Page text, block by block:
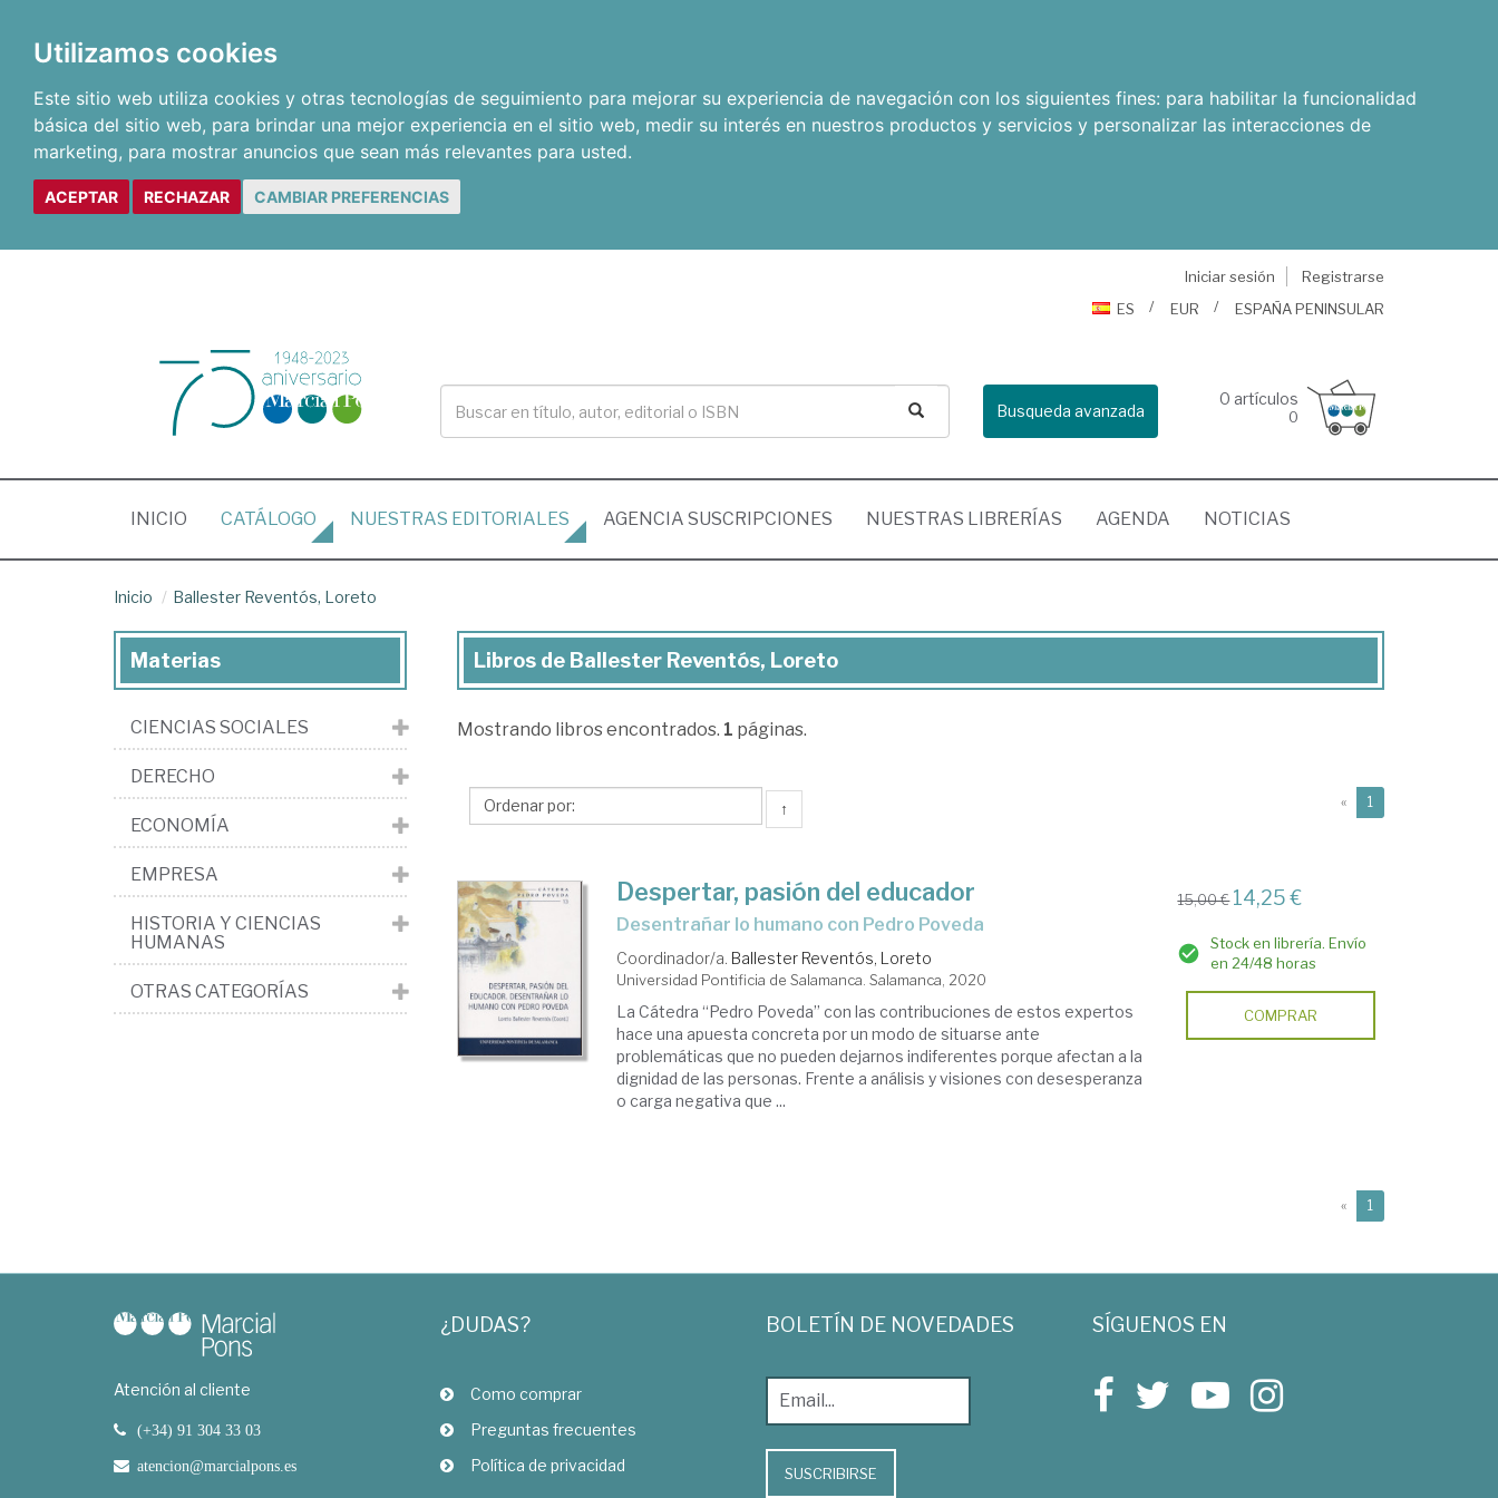
Utilizamos cookies
Este sitio web utiliza cookies y otras tecnologías de seguimiento para mejorar su experiencia de navegación con los siguientes fines: para habilitar la funcionalidad
básica del sitio web, para brindar una mejor experiencia en el sitio web, medir su interés en nuestros productos y servicios y personalizar las interacciones de
marketing, para mostrar anuncios que sean más relevantes para usted.
ACEPTAR RECHAZAR CAMBIAR PREFERENCIAS
Iniciar sesión
Registrarse
ES
EUR ESPAÑA PENINSULAR
Busqueda avanzada
0 artículos
0
INICIO (CURRENT)
CATÁLOGO NUESTRAS EDITORIALES AGENCIA SUSCRIPCIONES NUESTRAS LIBRERÍAS AGENDA NOTICIAS
Inicio Ballester Reventós, Loreto
Libros
Ballester
Loreto
Libros de Ballester Reventós, Loreto
Mostrando libros encontrados. 1 páginas.
↑ « 1
Despertar, pasión del educador
desentrañar lo humano con Pedro Poveda
Coordinador/a. Ballester Reventós, Loreto
Universidad Pontificia de Salamanca. Salamanca, 2020
La Cátedra “Pedro Poveda” con las contribuciones de estos expertos
hace una apuesta concreta por un modo de situarse ante
problemáticas que no pueden dejarnos indiferentes porque afectan a la
dignidad de las personas. Frente a análisis y visiones con desesperanza
o carga negativa que ...
15,00 € 14,25 €
Stock en librería. Envío
en 24/48 horas
COMPRAR
« 1
Materias
CIENCIAS SOCIALES
DERECHO
ECONOMÍA
EMPRESA
HISTORIA Y CIENCIAS
HUMANAS
OTRAS CATEGORÍAS
Atención al cliente
(+34) 91 304 33 03
atencion@marcialpons.es
¿DUDAS?
Como comprar
Preguntas frecuentes
Política de privacidad
BOLETÍN DE NOVEDADES
SUSCRIBIRSE
SÍGUENOS EN